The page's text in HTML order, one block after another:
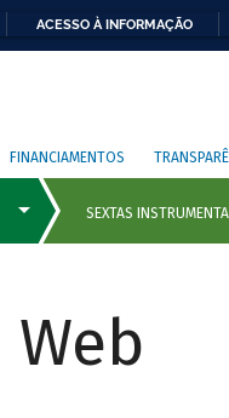
ACESSO À INFORMAÇÃO
FINANCIAMENTOS